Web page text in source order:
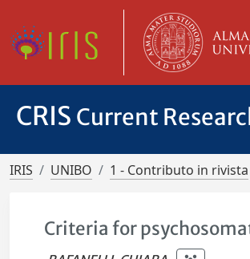
CRIS Current
IRIS UNIBO 1 - Contributo in rivista
Criteria for